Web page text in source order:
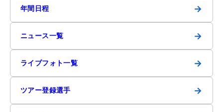
年間日程 →
ニュース一覧 →
ライブフォト一覧 →
ツアー登録選手 →